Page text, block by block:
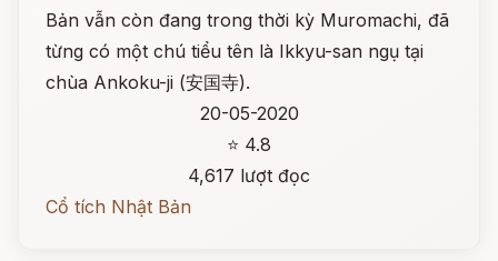
Bản vẫn còn đang trong thời kỳ Muromachi, đã
từng có một chú tiểu tên là Ikkyu-san ngụ tại
chùa Ankoku-ji (安国寺).
20-05-2020
⭐ 4.8
4,617 lượt đọc
Cổ tích Nhật Bản